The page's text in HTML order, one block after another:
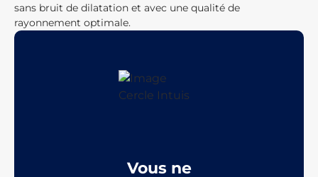
sans bruit de dilatation et avec une qualité de
rayonnement optimale.
Vous ne